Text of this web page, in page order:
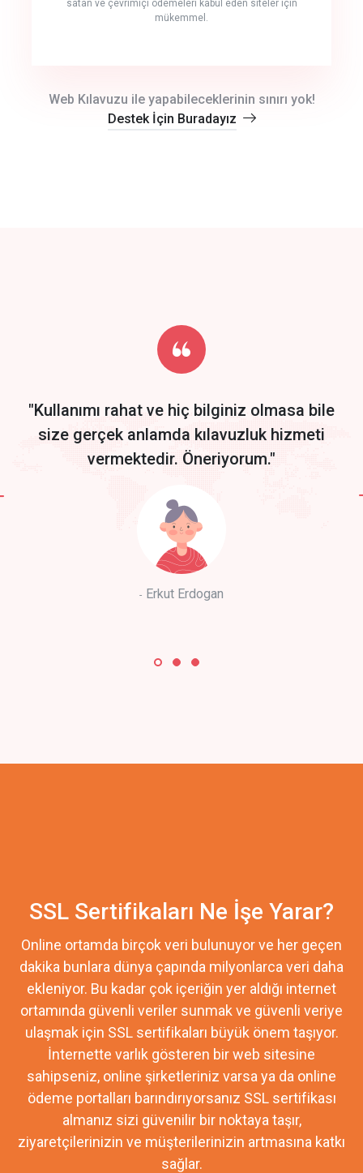
satan ve çevrimiçi ödemeleri kabul eden siteler için
mükemmel.
Start by trying our service for 30 days free trial no credit card
required.
Web Kılavuzu ile yapabileceklerinin sınırı yok!
Destek İçin Buradayız
"Kullanımı rahat ve hiç bilginiz olmasa bile
size gerçek anlamda kılavuzluk hizmeti
vermektedir. Öneriyorum."
Erkut Erdogan
SSL Sertifikaları Ne İşe Yarar?
Online ortamda birçok veri bulunuyor ve her geçen
dakika bunlara dünya çapında milyonlarca veri daha
ekleniyor. Bu kadar çok içeriğin yer aldığı internet
ortamında güvenli veriler sunmak ve güvenli veriye
ulaşmak için SSL sertifikaları büyük önem taşıyor.
İnternette varlık gösteren bir web sitesine
sahipseniz, online şirketleriniz varsa ya da online
ödeme portalları barındırıyorsanız SSL sertifikası
almanız sizi güvenilir bir noktaya taşır,
ziyaretçilerinizin ve müşterilerinizin artmasına katkı
sağlar.